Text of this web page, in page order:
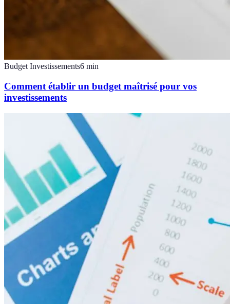
Budget Investissements6 min
Comment établir un budget maîtrisé pour vos
investissements